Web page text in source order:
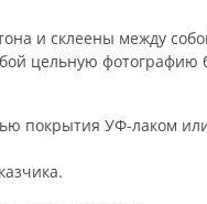
и склеены между
цельную фотографию
покрытия УФ-лаком